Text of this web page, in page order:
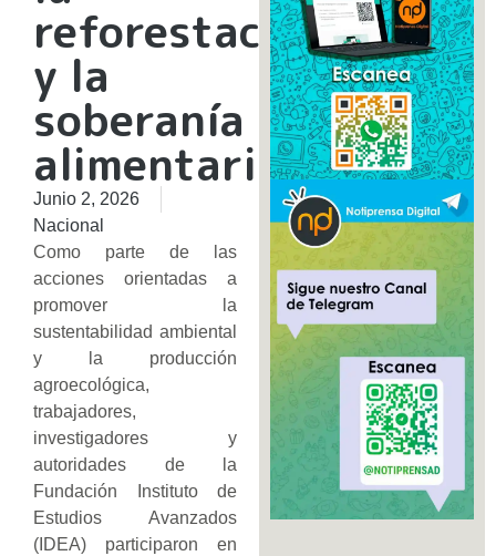
reforestación
y la
soberanía
alimentaria
Junio 2, 2026
Nacional
Como parte de las
acciones orientadas a
promover la
sustentabilidad ambiental
y la producción
agroecológica,
trabajadores,
investigadores y
autoridades de la
Fundación Instituto de
Estudios Avanzados
(IDEA) participaron en